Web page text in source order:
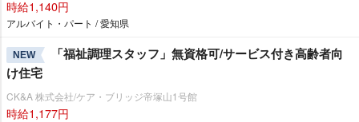
時給1,140円
アルバイト・パート / 愛知県
NEW
「福祉調理スタッフ」無資格可/サービス付き高齢者向
け住宅
CK&A 株式会社/ケア・ブリッジ帝塚山1号館
時給1,177円